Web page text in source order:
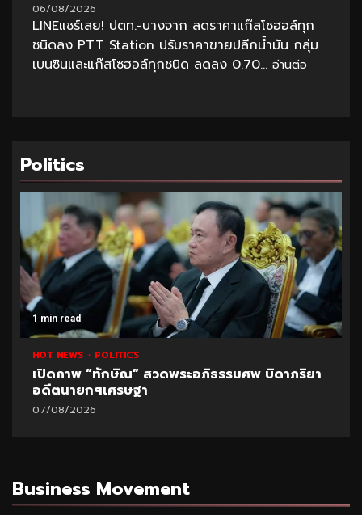
06/08/2026
LINEแชร์เลย! ปตท.-บางจาก ลดราคาแก๊สโซฮอล์ทุก
ชนิดลง PTT Station ปรับราคาขายปลีกน้ำมัน กลุ่ม
เบนซินและแก๊สโซฮอล์ทุกชนิด ลดลง 0.70... อ่านต่อ
Politics
1 min read
HOT NEWS POLITICS
เปิดภาพ “ทักษิณ” สวดพระอภิธรรมศพ บิดาภริยา
อดีตนายกฯเศรษฐา
07/08/2026
Business Movement